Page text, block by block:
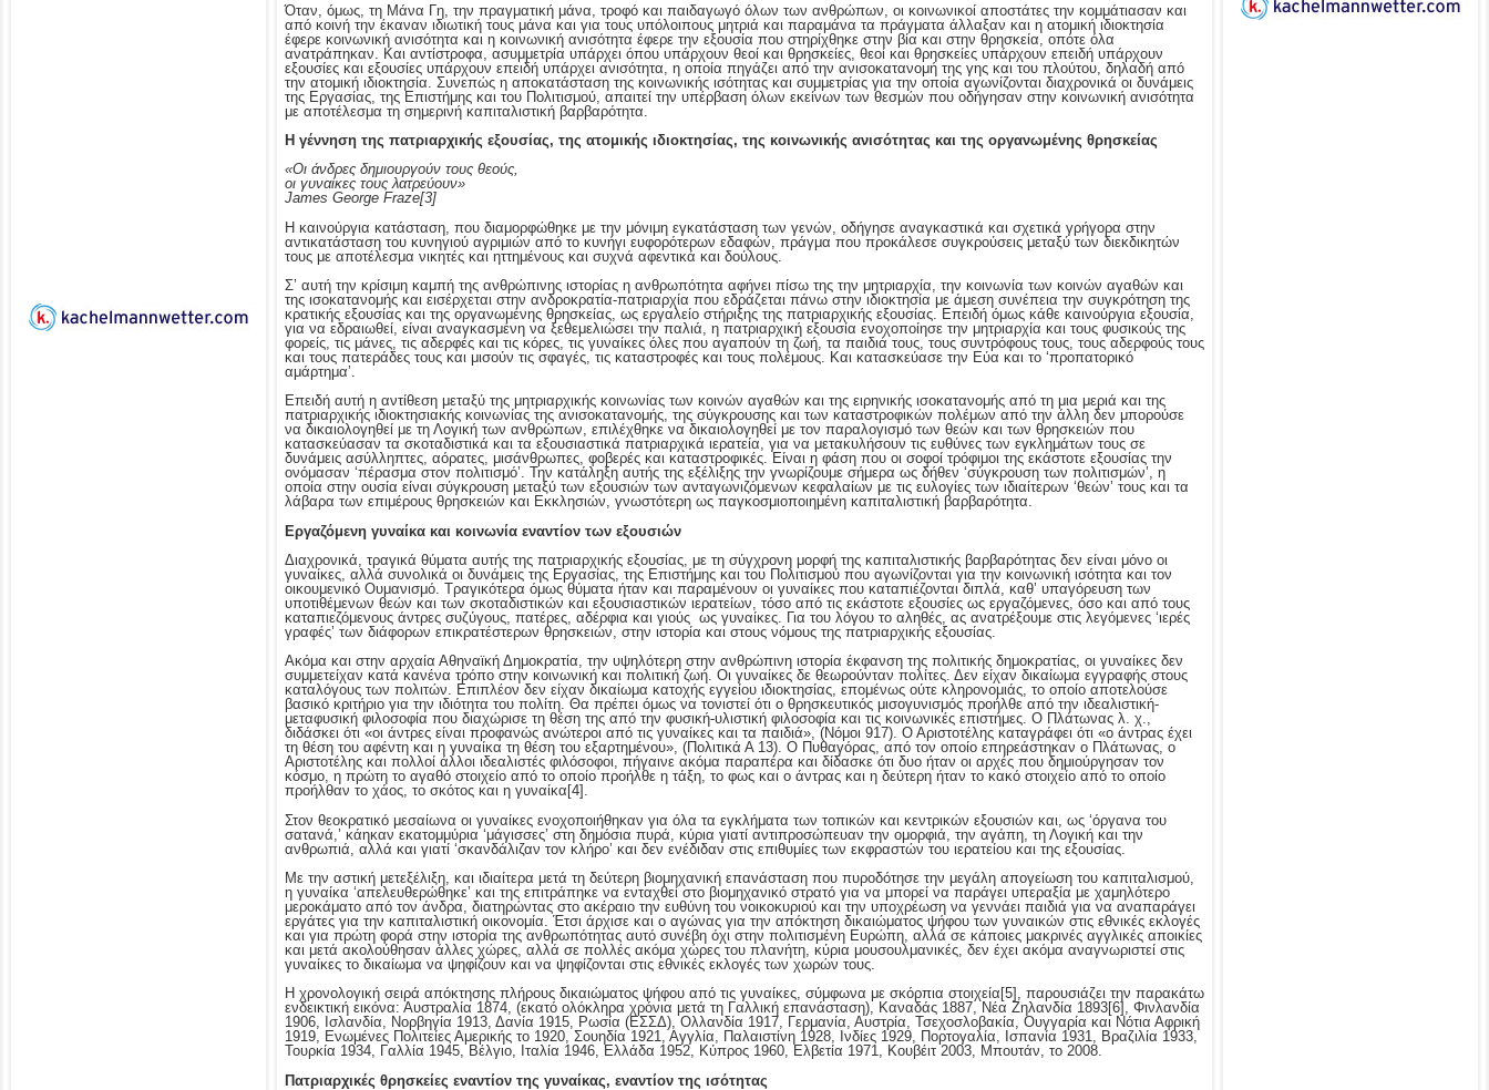
Όταν, όμως, τη Μάνα Γη, την πραγματική μάνα, τροφό και παιδαγωγό όλων των ανθρώπων, οι κοινωνικοί αποστάτες την κομμάτιασαν και
από κοινή την έκαναν ιδιωτική τους μάνα και για τους υπόλοιπους μητριά και παραμάνα τα πράγματα άλλαξαν και η ατομική ιδιοκτησία
έφερε κοινωνική ανισότητα και η κοινωνική ανισότητα έφερε την εξουσία που στηρίχθηκε στην βία και στην θρησκεία, οπότε όλα
ανατράπηκαν. Και αντίστροφα, ασυμμετρία υπάρχει όπου υπάρχουν θεοί και θρησκείες, θεοί και θρησκείες υπάρχουν επειδή υπάρχουν
εξουσίες και εξουσίες υπάρχουν επειδή υπάρχει ανισότητα, η οποία πηγάζει από την ανισοκατανομή της γης και του πλούτου, δηλαδή από
την ατομική ιδιοκτησία. Συνεπώς η αποκατάσταση της κοινωνικής ισότητας και συμμετρίας για την οποία αγωνίζονται διαχρονικά οι δυνάμεις
της Εργασίας, της Επιστήμης και του Πολιτισμού, απαιτεί την υπέρβαση όλων εκείνων των θεσμών που οδήγησαν στην κοινωνική ανισότητα
με αποτέλεσμα τη σημερινή καπιταλιστική βαρβαρότητα.
Η γέννηση της πατριαρχικής εξουσίας, της ατομικής ιδιοκτησίας, της κοινωνικής ανισότητας και της οργανωμένης θρησκείας
«Οι άνδρες δημιουργούν τους θεούς,
οι γυναίκες τους λατρεύουν»
James George Fraze[3]
Η καινούργια κατάσταση, που διαμορφώθηκε με την μόνιμη εγκατάσταση των γενών, οδήγησε αναγκαστικά και σχετικά γρήγορα στην
αντικατάσταση του κυνηγιού αγριμιών από το κυνήγι ευφορότερων εδαφών, πράγμα που προκάλεσε συγκρούσεις μεταξύ των διεκδικητών
τους με αποτέλεσμα νικητές και ηττημένους και συχνά αφεντικά και δούλους.
Σ’ αυτή την κρίσιμη καμπή της ανθρώπινης ιστορίας η ανθρωπότητα αφήνει πίσω της την μητριαρχία, την κοινωνία των κοινών αγαθών και
της ισοκατανομής και εισέρχεται στην ανδροκρατία-πατριαρχία που εδράζεται πάνω στην ιδιοκτησία με άμεση συνέπεια την συγκρότηση της
κρατικής εξουσίας και της οργανωμένης θρησκείας, ως εργαλείο στήριξης της πατριαρχικής εξουσίας. Επειδή όμως κάθε καινούργια εξουσία,
για να εδραιωθεί, είναι αναγκασμένη να ξεθεμελιώσει την παλιά, η πατριαρχική εξουσία ενοχοποίησε την μητριαρχία και τους φυσικούς της
φορείς, τις μάνες, τις αδερφές και τις κόρες, τις γυναίκες όλες που αγαπούν τη ζωή, τα παιδιά τους, τους συντρόφους τους, τους αδερφούς τους
και τους πατεράδες τους και μισούν τις σφαγές, τις καταστροφές και τους πολέμους. Και κατασκεύασε την Εύα και το ‘προπατορικό
αμάρτημα’.
Επειδή αυτή η αντίθεση μεταξύ της μητριαρχικής κοινωνίας των κοινών αγαθών και της ειρηνικής ισοκατανομής από τη μια μεριά και της
πατριαρχικής ιδιοκτησιακής κοινωνίας της ανισοκατανομής, της σύγκρουσης και των καταστροφικών πολέμων από την άλλη δεν μπορούσε
να δικαιολογηθεί με τη Λογική των ανθρώπων, επιλέχθηκε να δικαιολογηθεί με τον παραλογισμό των θεών και των θρησκειών που
κατασκεύασαν τα σκοταδιστικά και τα εξουσιαστικά πατριαρχικά ιερατεία, για να μετακυλήσουν τις ευθύνες των εγκλημάτων τους σε
δυνάμεις ασύλληπτες, αόρατες, μισάνθρωπες, φοβερές και καταστροφικές. Είναι η φάση που οι σοφοί τρόφιμοι της εκάστοτε εξουσίας την
ονόμασαν ‘πέρασμα στον πολιτισμό’. Την κατάληξη αυτής της εξέλιξης την γνωρίζουμε σήμερα ως δήθεν ‘σύγκρουση των πολιτισμών’, η
οποία στην ουσία είναι σύγκρουση μεταξύ των εξουσιών των ανταγωνιζόμενων κεφαλαίων με τις ευλογίες των ιδιαίτερων ‘θεών’ τους και τα
λάβαρα των επιμέρους θρησκειών και Εκκλησιών, γνωστότερη ως παγκοσμιοποιημένη καπιταλιστική βαρβαρότητα.
Εργαζόμενη γυναίκα και κοινωνία εναντίον των εξουσιών
Διαχρονικά, τραγικά θύματα αυτής της πατριαρχικής εξουσίας, με τη σύγχρονη μορφή της καπιταλιστικής βαρβαρότητας δεν είναι μόνο οι
γυναίκες, αλλά συνολικά οι δυνάμεις της Εργασίας, της Επιστήμης και του Πολιτισμού που αγωνίζονται για την κοινωνική ισότητα και τον
οικουμενικό Ουμανισμό. Τραγικότερα όμως θύματα ήταν και παραμένουν οι γυναίκες που καταπιέζονται διπλά, καθ’ υπαγόρευση των
υποτιθέμενων θεών και των σκοταδιστικών και εξουσιαστικών ιερατείων, τόσο από τις εκάστοτε εξουσίες ως εργαζόμενες, όσο και από τους
καταπιεζόμενους άντρες συζύγους, πατέρες, αδέρφια και γιούς ως γυναίκες. Για του λόγου το αληθές, ας ανατρέξουμε στις λεγόμενες ‘ιερές
γραφές’ των διάφορων επικρατέστερων θρησκειών, στην ιστορία και στους νόμους της πατριαρχικής εξουσίας.
Ακόμα και στην αρχαία Αθηναϊκή Δημοκρατία, την υψηλότερη στην ανθρώπινη ιστορία έκφανση της πολιτικής δημοκρατίας, οι γυναίκες δεν
συμμετείχαν κατά κανένα τρόπο στην κοινωνική και πολιτική ζωή. Οι γυναίκες δε θεωρούνταν πολίτες. Δεν είχαν δικαίωμα εγγραφής στους
καταλόγους των πολιτών. Επιπλέον δεν είχαν δικαίωμα κατοχής εγγείου ιδιοκτησίας, επομένως ούτε κληρονομιάς, το οποίο αποτελούσε
βασικό κριτήριο για την ιδιότητα του πολίτη. Θα πρέπει όμως να τονιστεί ότι ο θρησκευτικός μισογυνισμός προήλθε από την ιδεαλιστική-
μεταφυσική φιλοσοφία που διαχώρισε τη θέση της από την φυσική-υλιστική φιλοσοφία και τις κοινωνικές επιστήμες. Ο Πλάτωνας λ. χ.,
διδάσκει ότι «οι άντρες είναι προφανώς ανώτεροι από τις γυναίκες και τα παιδιά», (Νόμοι 917). Ο Αριστοτέλης καταγράφει ότι «ο άντρας έχει
τη θέση του αφέντη και η γυναίκα τη θέση του εξαρτημένου», (Πολιτικά Α 13). Ο Πυθαγόρας, από τον οποίο επηρεάστηκαν ο Πλάτωνας, ο
Αριστοτέλης και πολλοί άλλοι ιδεαλιστές φιλόσοφοι, πήγαινε ακόμα παραπέρα και δίδασκε ότι δυο ήταν οι αρχές που δημιούργησαν τον
κόσμο, η πρώτη το αγαθό στοιχείο από το οποίο προήλθε η τάξη, το φως και ο άντρας και η δεύτερη ήταν το κακό στοιχείο από το οποίο
προήλθαν το χάος, το σκότος και η γυναίκα [4].
Στον θεοκρατικό μεσαίωνα οι γυναίκες ενοχοποιήθηκαν για όλα τα εγκλήματα των τοπικών και κεντρικών εξουσιών και, ως ‘όργανα του
σατανά,’ κάηκαν εκατομμύρια ‘μάγισσες’ στη δημόσια πυρά, κύρια γιατί αντιπροσώπευαν την ομορφιά, την αγάπη, τη Λογική και την
ανθρωπιά, αλλά και γιατί ‘σκανδάλιζαν τον κλήρο’ και δεν ενέδιδαν στις επιθυμίες των εκφραστών του ιερατείου και της εξουσίας.
Με την αστική μετεξέλιξη, και ιδιαίτερα μετά τη δεύτερη βιομηχανική επανάσταση που πυροδότησε την μεγάλη απογείωση του καπιταλισμού,
η γυναίκα ‘απελευθερώθηκε’ και της επιτράπηκε να ενταχθεί στο βιομηχανικό στρατό για να μπορεί να παράγει υπεραξία με χαμηλότερο
μεροκάματο από τον άνδρα, διατηρώντας στο ακέραιο την ευθύνη του νοικοκυριού και την υποχρέωση να γεννάει παιδιά για να αναπαράγει
εργάτες για την καπιταλιστική οικονομία. Έτσι άρχισε και ο αγώνας για την απόκτηση δικαιώματος ψήφου των γυναικών στις εθνικές εκλογές
και για πρώτη φορά στην ιστορία της ανθρωπότητας αυτό συνέβη όχι στην πολιτισμένη Ευρώπη, αλλά σε κάποιες μακρινές αγγλικές αποικίες
και μετά ακολούθησαν άλλες χώρες, αλλά σε πολλές ακόμα χώρες του πλανήτη, κύρια μουσουλμανικές, δεν έχει ακόμα αναγνωριστεί στις
γυναίκες το δικαίωμα να ψηφίζουν και να ψηφίζονται στις εθνικές εκλογές των χωρών τους.
Η χρονολογική σειρά απόκτησης πλήρους δικαιώματος ψήφου από τις γυναίκες, σύμφωνα με σκόρπια στοιχεία [5], παρουσιάζει την παρακάτω
ενδεικτική εικόνα: Αυστραλία 1874, (εκατό ολόκληρα χρόνια μετά τη Γαλλική επανάσταση), Καναδάς 1887, Νέα Ζηλανδία 1893[6], Φινλανδία
1906, Ισλανδία, Νορβηγία 1913, Δανία 1915, Ρωσία (ΕΣΣΔ), Ολλανδία 1917, Γερμανία, Αυστρία, Τσεχοσλοβακία, Ουγγαρία και Νότια Αφρική
1919, Ενωμένες Πολιτείες Αμερικής το 1920, Σουηδία 1921, Αγγλία, Παλαιστίνη 1928, Ινδίες 1929, Πορτογαλία, Ισπανία 1931, Βραζιλία 1933,
Τουρκία 1934, Γαλλία 1945, Βέλγιο, Ιταλία 1946, Ελλάδα 1952, Κύπρος 1960, Ελβετία 1971, Κουβέιτ 2003, Μπουτάν, το 2008.
Πατριαρχικές θρησκείες εναντίον της γυναίκας, εναντίον της ισότητας